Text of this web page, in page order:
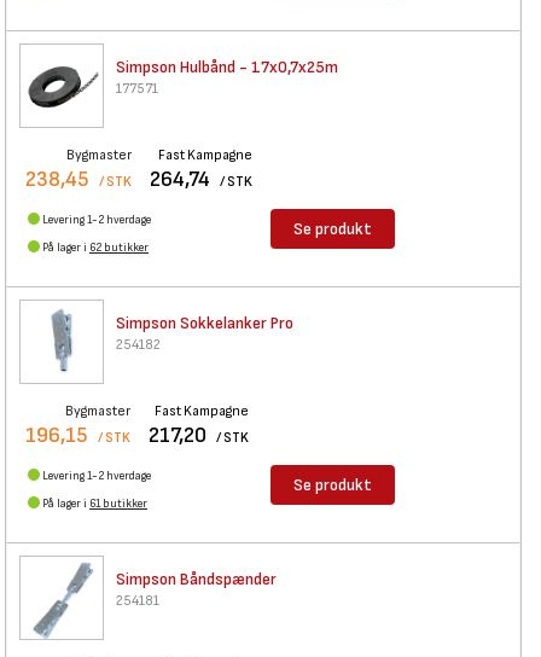
Simpson Hulbånd - 17x0,7x25m
177571
Bygmaster
238,45 / STK
Fast Kampagne
264,74 / STK
Levering 1-2 hverdage
På lager i 62 butikker
Se produkt
Simpson Sokkelanker Pro
254182
Bygmaster
196,15 / STK
Fast Kampagne
217,20 / STK
Levering 1-2 hverdage
På lager i 61 butikker
Se produkt
Simpson Båndspænder
254181